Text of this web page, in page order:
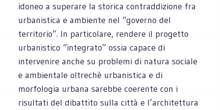
idoneo a superare la storica contraddizione fra
urbanistica e ambiente nel “governo del
territorio”. In particolare, rendere il progetto
urbanistico “integrato” ossia capace di
intervenire anche su problemi di natura sociale
e ambientale oltrechè urbanistica e di
morfologia urbana sarebbe coerente con i
risultati del dibattito sulla città e l’architettura